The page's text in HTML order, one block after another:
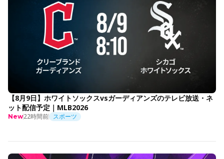
【8月9日】ホワイトソックスvsガーディアンズのテレビ放送・ネ
ット配信予定｜MLB2026
New22時間前 スポーツ